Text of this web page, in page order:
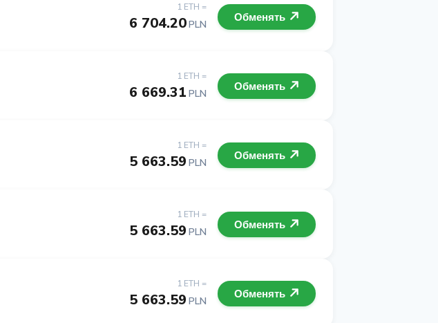
1 ETH =
6 704.20PLN
Обменять
1 ETH =
6 669.31 PLN
Обменять
1 ETH =
5 663.59 PLN
Обменять
1 ETH =
5 663.59 PLN
Обменять
1 ETH =
5 663.59 PLN
Обменять